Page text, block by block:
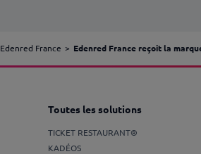
Edenred France Edenred France reçoit la
Toutes les solutions
TICKET RESTAURANT®
KADÉOS